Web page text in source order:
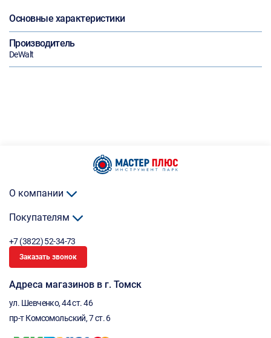
Основные характеристики
Производитель
DeWalt
О компании
Покупателям
+7 (3822) 52-34-73
Заказать звонок
Адреса магазинов в г. Томск
ул. Шевченко, 44 ст. 46
пр-т Комсомольский, 7 ст. 6